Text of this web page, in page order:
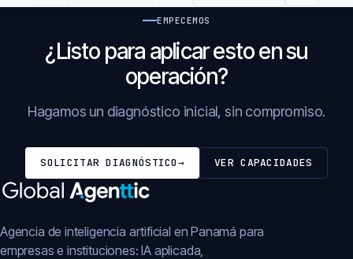
EMPECEMOS
¿Listo para aplicar esto en su
operación?
Hagamos un diagnóstico inicial, sin compromiso.
SOLICITAR DIAGNÓSTICO→ VER CAPACIDADES
Agencia de inteligencia artificial en Panamá para
empresas e instituciones: IA aplicada,